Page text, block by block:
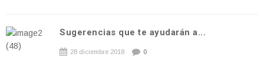
Sugerencias que te ayudarán a...
28 diciembre 2018 0